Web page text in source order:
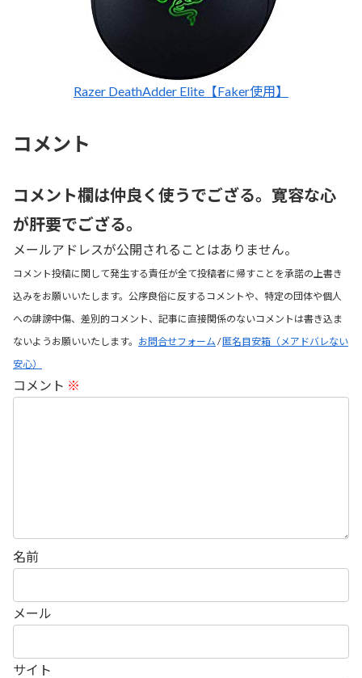
Razer DeathAdder Elite【Faker使用】
コメント
コメント欄は仲良く使うでござる。寛容な心
が肝要でござる。
メールアドレスが公開されることはありません。
コメント投稿に関して発生する責任が全て投稿者に帰すことを承諾の上書き
込みをお願いいたします。公序良俗に反するコメントや、特定の団体や個人
への誹謗中傷、差別的コメント、記事に直接関係のないコメントは書き込ま
ないようお願いいたします。 お問合せフォーム /匿名目安箱（メアドバレない
安心）
コメント ※
名前
メール
サイト